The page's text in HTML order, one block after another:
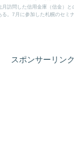
月訪問した信用金庫（信金）
る。7月に参加した札幌のセミ
スポンサーリンク